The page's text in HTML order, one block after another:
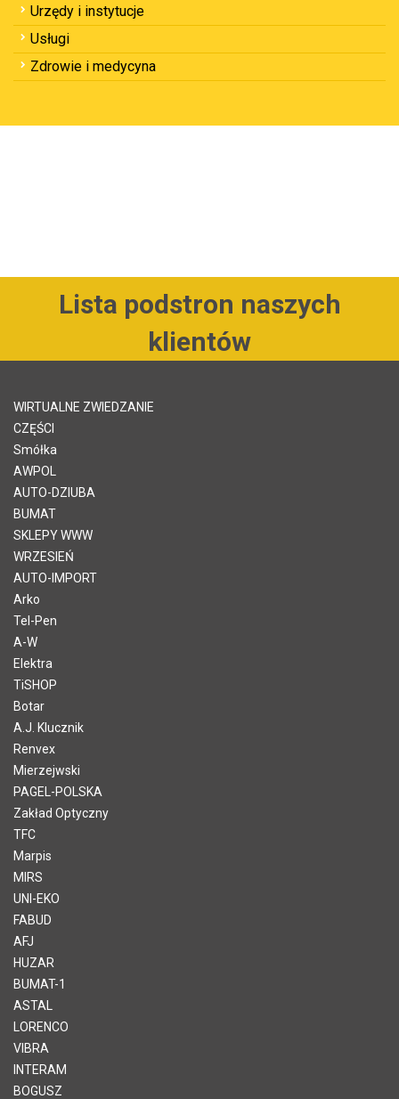
Urzędy i instytucje
Usługi
Zdrowie i medycyna
Lista podstron naszych
klientów
WIRTUALNE ZWIEDZANIE
CZĘŚCI
Smółka
AWPOL
AUTO-DZIUBA
BUMAT
SKLEPY WWW
WRZESIEŃ
AUTO-IMPORT
Arko
Tel-Pen
A-W
Elektra
TiSHOP
Botar
A.J. Klucznik
Renvex
Mierzejwski
PAGEL-POLSKA
Zakład Optyczny
TFC
Marpis
MIRS
UNI-EKO
FABUD
AFJ
HUZAR
BUMAT-1
ASTAL
LORENCO
VIBRA
INTERAM
BOGUSZ